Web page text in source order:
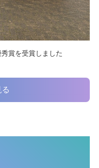
賞を受賞しました